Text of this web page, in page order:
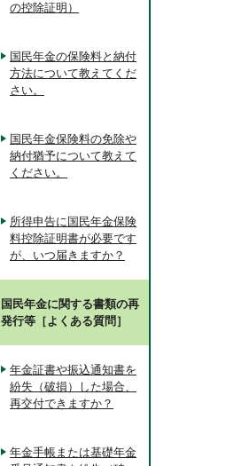
の控除証明）
国民年金の保険料と納付
方法について教えてくだ
さい。
国民年金保険料の免除や
納付猶予について教えて
ください。
所得申告に国民年金保険
料控除証明書が必要です
が、いつ届きますか？
国民年金に関する書類の再
発行等［よくある質問］
年金証書や振込通知書を
紛失（破損）した場合、
再交付できますか？
年金手帳または基礎年金